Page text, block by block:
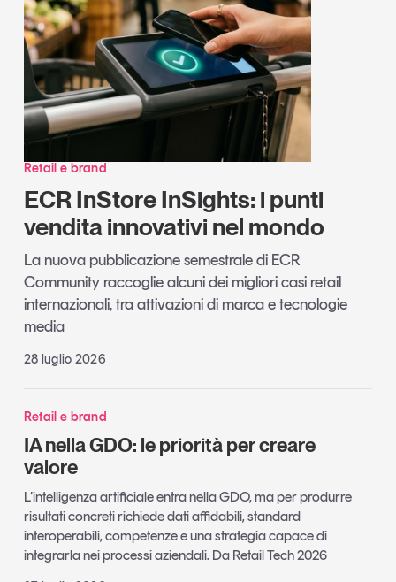
Retail e brand
ECR InStore InSights: i punti
vendita innovativi nel mondo
La nuova pubblicazione semestrale di ECR
Community raccoglie alcuni dei migliori casi retail
internazionali, tra attivazioni di marca e tecnologie
media
28 luglio 2026
Retail e brand
IA nella GDO: le priorità per creare
valore
L’intelligenza artificiale entra nella GDO, ma per produrre
risultati concreti richiede dati affidabili, standard
interoperabili, competenze e una strategia capace di
integrarla nei processi aziendali. Da Retail Tech 2026